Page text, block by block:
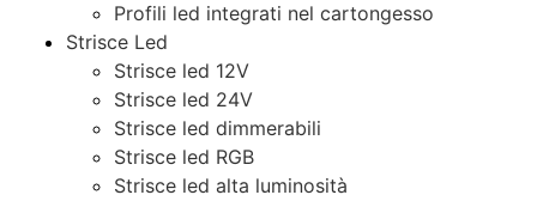
Profili led integrati nel cartongesso
Strisce Led
Strisce led 12V
Strisce led 24V
Strisce led dimmerabili
Strisce led RGB
Strisce led alta luminosità